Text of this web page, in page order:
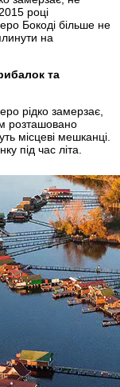
році
Бокоді більше не
на
та
рідко замерзає,
розташовано
місцеві мешканці.
під час літа.